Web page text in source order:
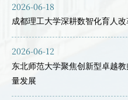
2026-06-18
成都理工大学深耕数智化育人
2026-06-12
东北师范大学聚焦创新型卓越
量发展